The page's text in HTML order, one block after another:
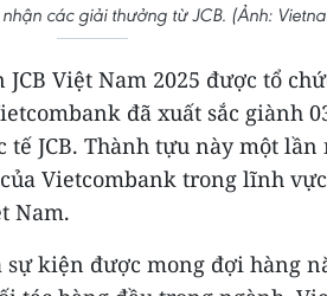
các giải thưởng từ JCB. (Ảnh:
Việt Nam 2025 được tổ
đã xuất sắc giành
tế JCB. Thành tựu này một
Vietcombank trong lĩnh
Nam.
sự kiện được mong đợi hàng